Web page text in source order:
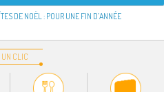
DE NOËL : POUR UNE FIN D’ANNÉE
UN CLIC